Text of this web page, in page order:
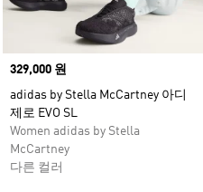
Price
329,000 원
adidas by Stella McCartney 아디
제로 EVO SL
Women adidas by Stella
McCartney
다른 컬러